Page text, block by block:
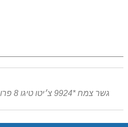
גשר צמח *9924 צ׳יטו טיגו 8 פרו המותג הסיני הגיע לצפון